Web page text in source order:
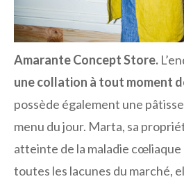
Amarante Concept Store.
une collation à tout moment
possède également une
menu du jour. Marta, sa
atteinte de la maladie
toutes les lacunes du marché,